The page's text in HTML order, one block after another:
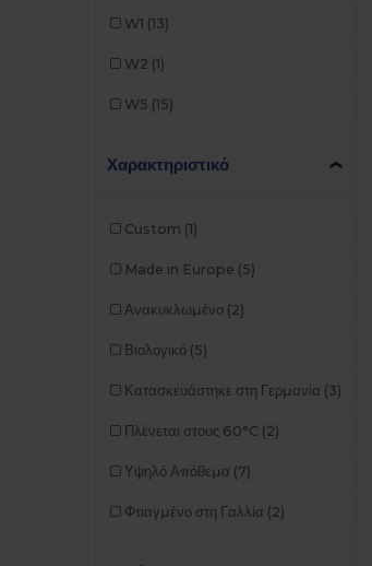
W1 (13)
W2 (1)
W5 (15)
Χαρακτηριστικό
Custom (1)
Made in Europe (5)
Ανακυκλωμένο (2)
Βιολογικό (5)
Κατασκευάστηκε στη Γερμανία (3)
Πλένεται στους 60°C (2)
Υψηλό Απόθεμα (7)
Φτιαγμένο στη Γαλλία (2)